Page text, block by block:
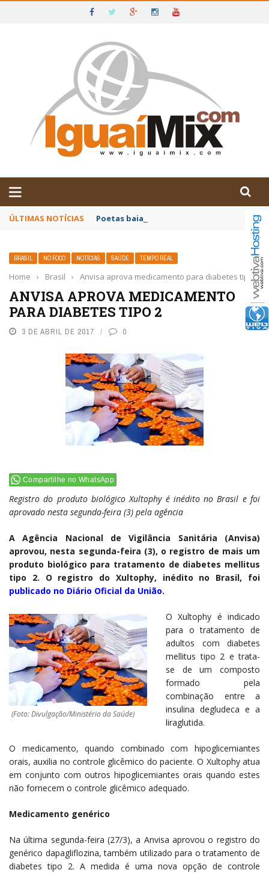
IGUAÍ E SUDOESTE DA BAHIA
ÚLTIMAS NOTÍCIAS Poetas baianos representam o Brasil no
BRASIL NO FOCO NOTÍCIAS SAÚDE TEMPO REAL
Home › Brasil › Anvisa aprova medicamento para diabetes tipo 2
ANVISA APROVA MEDICAMENTO
PARA DIABETES TIPO 2
3 DE ABRIL DE 2017 0
Compartilhe no WhatsApp
Registro do produto biológico Xultophy é inédito no Brasil e foi
aprovado nesta segunda-feira (3) pela agência
A Agência Nacional de Vigilância Sanitária (Anvisa)
aprovou, nesta segunda-feira (3), o registro de mais um
produto biológico para tratamento de diabetes mellitus
tipo 2. O registro do Xultophy, inédito no Brasil, foi
publicado no Diário Oficial da União.
(Foto: Divulgação/Ministério da Saúde)
O Xultophy é indicado
para o tratamento de
adultos com diabetes
mellitus tipo 2 e trata-
se de um composto
formado pela
combinação entre a
insulina degludeca e a
liraglutida.
O medicamento, quando combinado com hipoglicemiantes
orais, auxilia no controle glicêmico do paciente. O Xultophy atua
em conjunto com outros hipoglicemiantes orais quando estes
não fornecem o controle glicêmico adequado.
Medicamento genérico
Na última segunda-feira (27/3), a Anvisa aprovou o registro do
genérico dapagliflozina, também utilizado para o tratamento de
diabetes tipo 2. A medida é uma nova opção de controle